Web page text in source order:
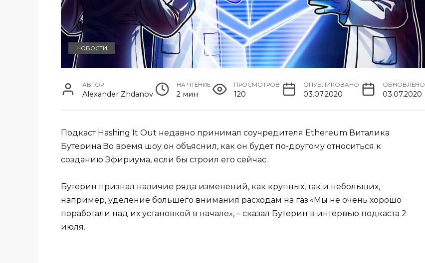
НОВОСТИ
АВТОР
Alexander Zhdanov
НА ЧТЕНИЕ
2 мин
ПРОСМОТРОВ
120
ОПУБЛИКОВАНО
03.07.2020
ОБНОВЛЕНО
03.07.2020
Подкаст Hashing It Out недавно принимал соучредителя Ethereum Виталика
Бутерина.Во время шоу он объяснил, как он будет по-другому относиться к
созданию Эфириума, если бы строил его сейчас.
Бутерин признал наличие ряда изменений, как крупных, так и небольших,
например, уделение большего внимания расходам на газ.«Мы не очень хорошо
поработали над их установкой в ​​начале», – сказал Бутерин в интервью подкаста 2
июля.